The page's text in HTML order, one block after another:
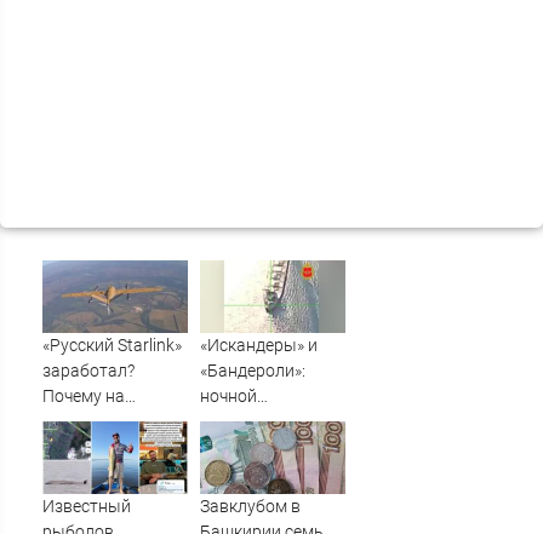
«Русский Starlink»
заработал?
Почему на
Украине кратно
увеличилась
точность
попаданий по
объектам ВСУ
«Искандеры» и
«Бандероли»:
ночной
добивающий удар
по Одессе и
Ильичевску
Известный
Завклубом в